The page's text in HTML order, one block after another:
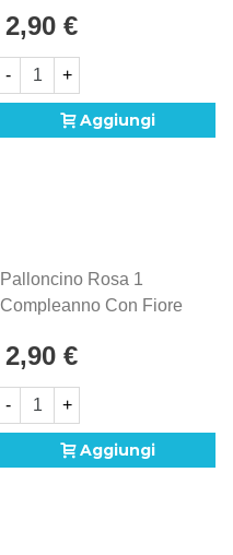
(45cm) In Mylar, 1pz.
2,90 €
- +
Aggiungi
Palloncino Rosa 1
Compleanno Con Fiore
(45cm) In Mylar, 1pz.
2,90 €
- +
Aggiungi